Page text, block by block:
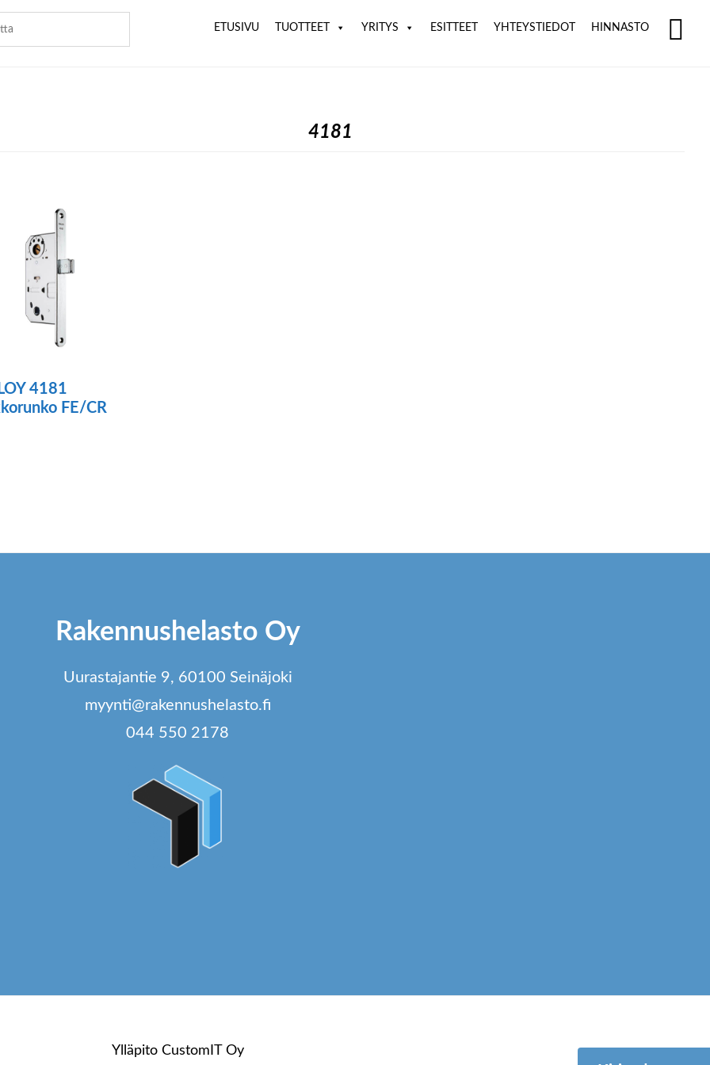
ETUSIVU TUOTTEET YRITYS ESITTEET YHTEYSTIEDOT HINNASTO
4181
4181
FE/CR
Rakennushelasto Oy
Uurastajantie 9, 60100 Seinäjoki
myynti@rakennushelasto.fi
044 550 2178
Ylläpito CustomIT Oy